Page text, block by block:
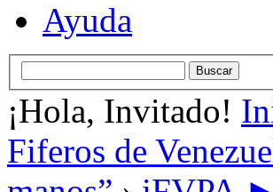
Ayuda
¡Hola, Invitado!
Fiferos de